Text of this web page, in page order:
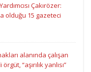
Çakırözer:
olduğu 15 gazeteci
alanında çalışan
“aşırılık yanlısı”